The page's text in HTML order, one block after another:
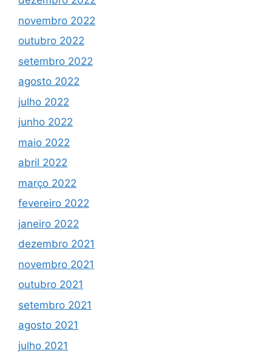
novembro 2022
outubro 2022
setembro 2022
agosto 2022
julho 2022
junho 2022
maio 2022
abril 2022
março 2022
fevereiro 2022
janeiro 2022
dezembro 2021
novembro 2021
outubro 2021
setembro 2021
agosto 2021
julho 2021